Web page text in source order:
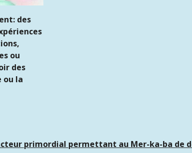
des
ou
des
ou la
primordial permettant au Mer-ka-ba de